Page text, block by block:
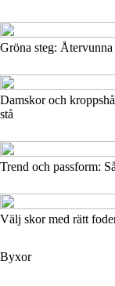
Gröna steg:
Damskor och
stå
Trend och passform:
Välj skor med rätt
Byxor